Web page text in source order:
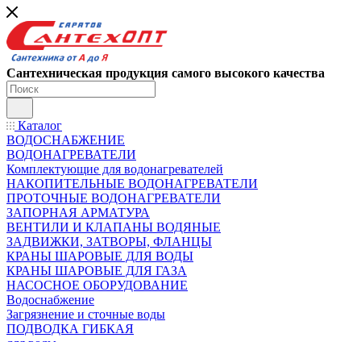
Сантехническая продукция самого высокого качества
Каталог
ВОДОСНАБЖЕНИЕ
ВОДОНАГРЕВАТЕЛИ
Комплектующие для водонагревателей
НАКОПИТЕЛЬНЫЕ ВОДОНАГРЕВАТЕЛИ
ПРОТОЧНЫЕ ВОДОНАГРЕВАТЕЛИ
ЗАПОРНАЯ АРМАТУРА
ВЕНТИЛИ И КЛАПАНЫ ВОДЯНЫЕ
ЗАДВИЖКИ, ЗАТВОРЫ, ФЛАНЦЫ
КРАНЫ ШАРОВЫЕ ДЛЯ ВОДЫ
КРАНЫ ШАРОВЫЕ ДЛЯ ГАЗА
НАСОСНОЕ ОБОРУДОВАНИЕ
Водоснабжение
Загрязнение и сточные воды
ПОДВОДКА ГИБКАЯ